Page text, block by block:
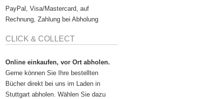
PayPal, Visa/Mastercard, auf
Rechnung, Zahlung bei Abholung
CLICK & COLLECT
Online einkaufen, vor Ort abholen.
Gerne können Sie Ihre bestellten
Bücher direkt bei uns im Laden in
Stuttgart abholen. Wählen Sie dazu